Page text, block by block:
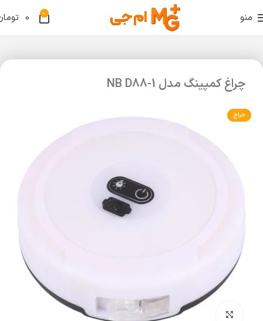
منو 0
0
چراغ کمپینگ مدل NB D88-1
حراج
بزرگنمایی تصویر